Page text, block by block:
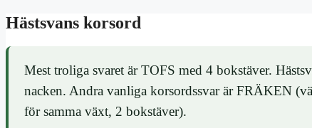
Hästsvans korsord
Mest troliga svaret är TOFS med 4 bokstäver.
nacken. Andra vanliga korsordssvar är FRÄKEN
för samma växt, 2 bokstäver).